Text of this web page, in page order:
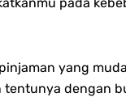
yang
tentunya dengan